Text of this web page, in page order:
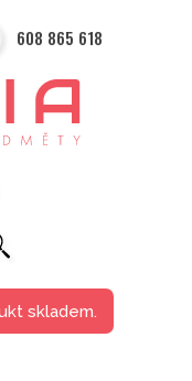
608 865 618
skladem.